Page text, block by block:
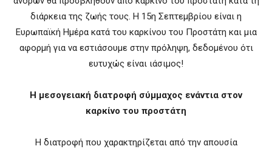
διάρκεια της ζωής τους. Η 15η Σεπτεμβρίου είναι η
Ευρωπαϊκή Ημέρα κατά του καρκίνου του Προστάτη και μια
αφορμή για να εστιάσουμε στην πρόληψη, δεδομένου ότι
ευτυχώς είναι ιάσιμος!
Η μεσογειακή διατροφή σύμμαχος ενάντια στον
καρκίνο του προστάτη
Η διατροφή που χαρακτηρίζεται από την απουσία